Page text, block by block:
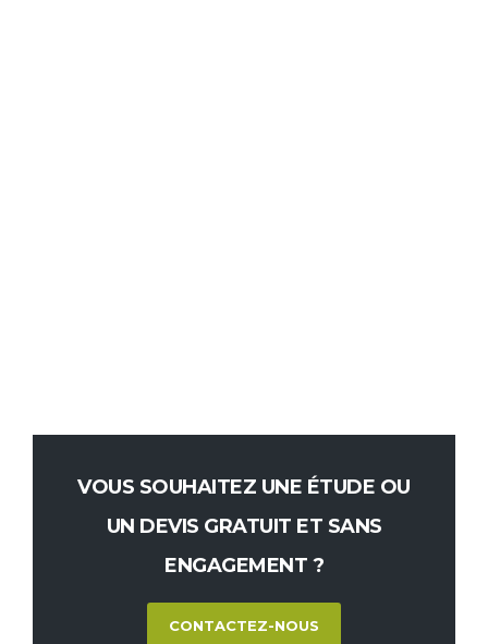
VOUS SOUHAITEZ UNE ÉTUDE OU
UN DEVIS GRATUIT ET SANS
ENGAGEMENT ?
CONTACTEZ-NOUS